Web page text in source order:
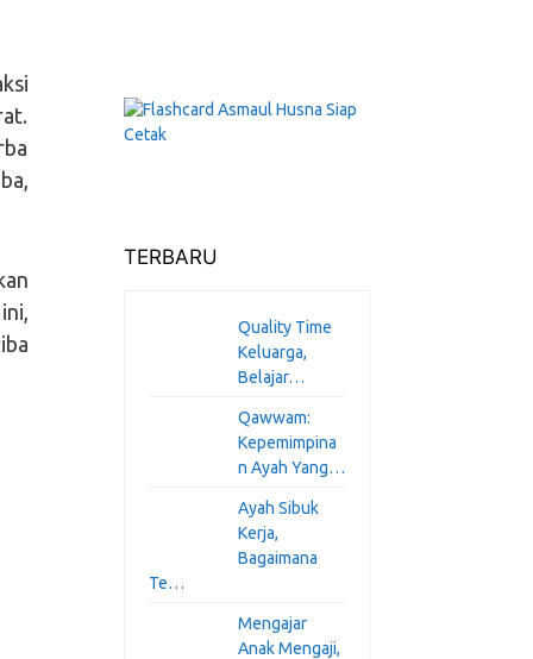
TERBARU
Quality Time
Keluarga,
Belajar…
Qawwam:
Kepemimpina
n Ayah Yang…
Ayah Sibuk
Kerja,
Bagaimana
Te…
Mengajar
Anak Mengaji,